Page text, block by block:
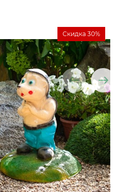
Скидка 30%